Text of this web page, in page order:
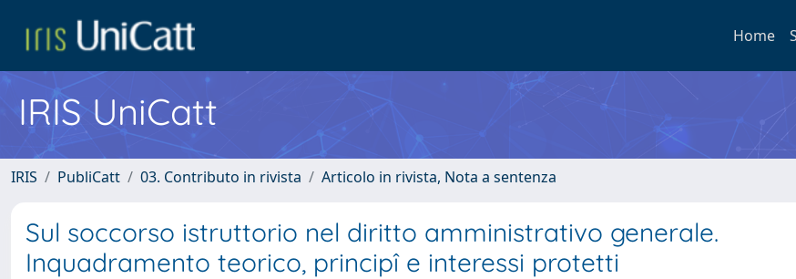
Home
IRIS UniCatt
IRIS PubliCatt 03. Contributo in rivista Articolo in rivista, Nota a sentenza
Sul soccorso istruttorio nel diritto amministrativo generale.
Inquadramento teorico, principî e interessi protetti